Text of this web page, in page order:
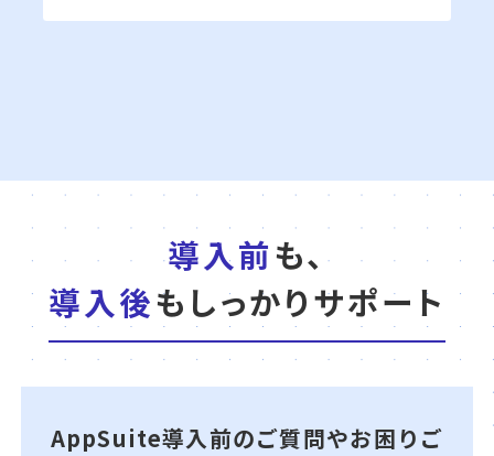
導入前も、
導入後もしっかりサポート
AppSuite導入前のご質問やお困りご